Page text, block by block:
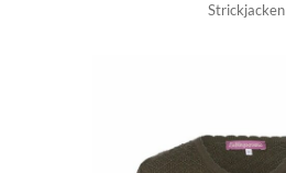
Strickjacken